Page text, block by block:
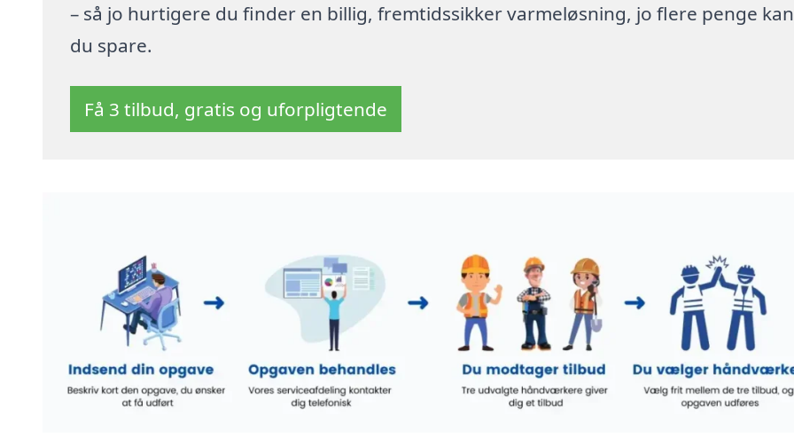
– så jo hurtigere du finder en billig, fremtidssikker varmeløsning, jo flere penge kan
du spare.
Få 3 tilbud, gratis og uforpligtende